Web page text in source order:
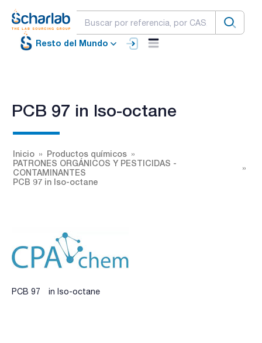
Resto del Mundo
PCB 97 in Iso-octane
Inicio
Productos químicos
PATRONES ORGÁNICOS Y PESTICIDAS -
CONTAMINANTES
PCB 97 in Iso-octane
PCB 97 in Iso-octane